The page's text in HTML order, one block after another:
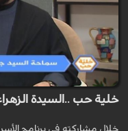
خلية حب ..السيدة